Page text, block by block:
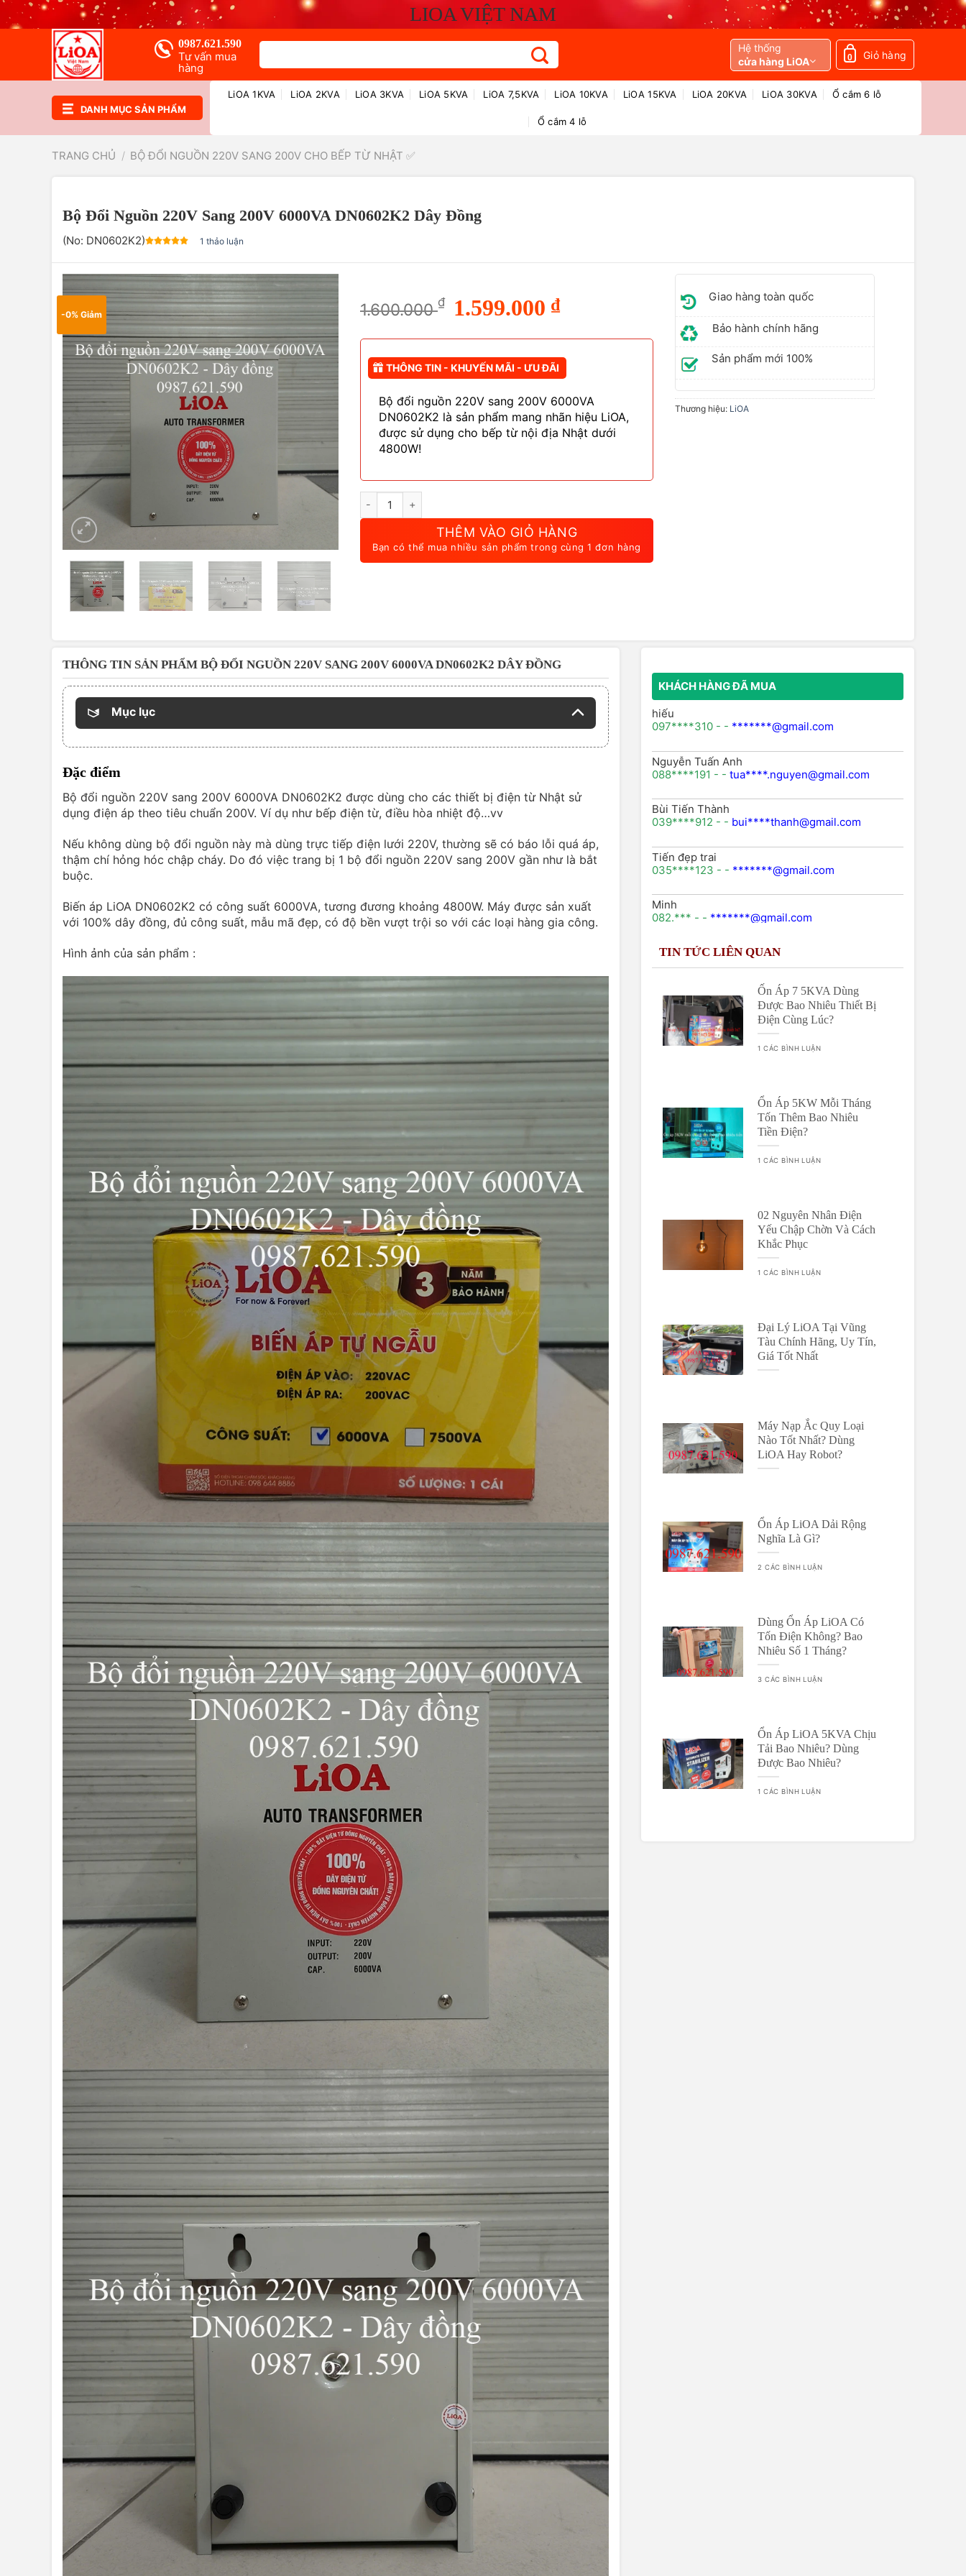
Chuyển
đến
LIOA VIỆT NAM
0987.621.590
Tư vấn mua
hàng
Tìm
Hệ thống
cửa hàng LiOA
0 Giỏ hàng
DANH MỤC SẢN PHẨM
LiOA 1KVA LiOA 2KVA LiOA 3KVA LiOA 5KVA LiOA 7,5KVA LiOA 10KVA LiOA 15KVA LiOA 20KVA LiOA 30KVA Ổ cắm 6 lỗ
Ổ cắm 4 lỗ
TRANG CHỦ / BỘ ĐỔI NGUỒN 220V SANG 200V CHO BẾP TỪ NHẬT ✅
Bộ Đổi Nguồn 220V Sang 200V 6000VA DN0602K2 Dây Đồng
(No: DN0602K2) 1 thảo luận
-0% Giảm 1.600.000₫
Giá
gốc
là:
1.599.000 ₫Giá
hiện
tại
1.599.000 ₫.
THÔNG TIN - KHUYẾN MÃI - ƯU ĐÃI
Bộ đổi nguồn 220V sang 200V 6000VA
DN0602K2 là sản phẩm mang nhãn hiệu LiOA,
được sử dụng cho bếp từ nội địa Nhật dưới
4800W!
THÊM VÀO GIỎ HÀNG
Bạn có thể mua nhiều sản phẩm trong cùng 1 đơn hàng
Giao hàng toàn quốc
Bảo hành chính hãng
Sản phẩm mới 100%
Thương hiệu: LiOA
THÔNG TIN SẢN PHẨM BỘ ĐỔI NGUỒN 220V SANG 200V 6000VA DN0602K2 DÂY ĐỒNG
Mục lục
Đặc điểm
Bộ đổi nguồn 220V sang 200V 6000VA DN0602K2 được dùng cho các thiết bị điện từ Nhật sử
dụng điện áp theo tiêu chuẩn 200V. Ví dụ như bếp điện từ, điều hòa nhiệt độ…vv
Nếu không dùng bộ đổi nguồn này mà dùng trực tiếp điện lưới 220V, thường sẽ có báo lỗi quá áp,
thậm chí hỏng hóc chập cháy. Do đó việc trang bị 1 bộ đổi nguồn 220V sang 200V gần như là bắt
buộc.
Biến áp LiOA DN0602K2 có công suất 6000VA, tương đương khoảng 4800W. Máy được sản xuất
với 100% dây đồng, đủ công suất, mẫu mã đẹp, có độ bền vượt trội so với các loại hàng gia công.
Hình ảnh của sản phẩm :
KHÁCH HÀNG ĐÃ MUA
hiếu
097****310 - - *******@gmail.com
Nguyễn Tuấn Anh
088****191 - - tua****.nguyen@gmail.com
Bùi Tiến Thành
039****912 - - bui****thanh@gmail.com
Tiến đẹp trai
035****123 - - *******@gmail.com
Minh
082.*** - - *******@gmail.com
Lê thị nhung
098xxx746 -lenhungxxxx@gmail.com
TIN TỨC LIÊN QUAN
Ốn Áp 7 5KVA Dùng
Được Bao Nhiêu Thiết Bị
Điện Cùng Lúc?
1 CÁC BÌNH LUẬN
Ổn Áp 5KW Mỗi Tháng
Tốn Thêm Bao Nhiêu
Tiền Điện?
1 CÁC BÌNH LUẬN
02 Nguyên Nhân Điện
Yếu Chập Chờn Và Cách
Khắc Phục
1 CÁC BÌNH LUẬN
Đại Lý LiOA Tại Vũng
Tàu Chính Hãng, Uy Tín,
Giá Tốt Nhất
Máy Nạp Ắc Quy Loại
Nào Tốt Nhất? Dùng
LiOA Hay Robot?
Ổn Áp LiOA Dải Rộng
Nghĩa Là Gì?
2 CÁC BÌNH LUẬN
Dùng Ổn Áp LiOA Có
Tốn Điện Không? Bao
Nhiêu Số 1 Tháng?
3 CÁC BÌNH LUẬN
Ổn Áp LiOA 5KVA Chịu
Tải Bao Nhiêu? Dùng
Được Bao Nhiêu?
1 CÁC BÌNH LUẬN